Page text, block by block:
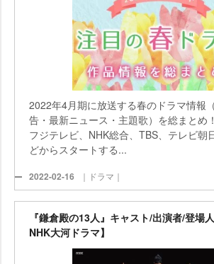
2022年4月期に放送する春のドラマ情報
告・最新ニュース・主題歌）を総まとめ
フジテレビ、NHK総合、TBS、テレビ朝
どからスタートする...
2022-02-16 ｜ドラマ｜
『鎌倉殿の13人』キャスト/出演者/登場
NHK大河ドラマ】